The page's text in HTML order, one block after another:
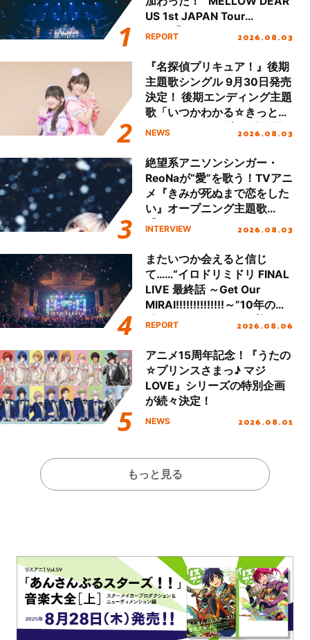
US 1st JAPAN Tour
Final「NICE to meet YOU
ート!!
REPORT 2026.08.03
『名探偵プリキュア！』後期
主題歌シングル 9月30日発売
決定！ 後期エンディング主題
歌「いつかわかる☆きっとあ
える」TVサイズ先行配信開
NEWS 2026.08.03
絶望系アニソンシンガー・
ReoNaが“愛”を歌う！TVアニ
メ『きみが死ぬまで恋をした
い』オープニング主題歌
「Amore」インタビュー
INTERVIEW 2026.08.03
またいつか会えると信じ
て……“イロドリミドリ FINAL
LIVE 最終話 ～Get Our
MIRAI!!!!!!!!!!!!!!～”10年の活
動を経てファイナルを迎える
REPORT 2026.08.06
アニメ15周年記念！『うたの
☆プリンスさまっ♪ マジ
LOVE』シリーズの特別企画
が続々決定！
NEWS 2026.08.01
もっと見る